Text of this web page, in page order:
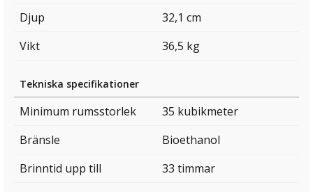
Djup
32,1 cm
Vikt
36,5 kg
Tekniska specifikationer
Minimum rumsstorlek
35 kubikmeter
Bränsle
Bioethanol
Brinntid upp till
33 timmar